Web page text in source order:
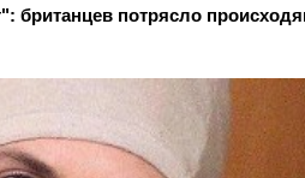
британцев потрясло